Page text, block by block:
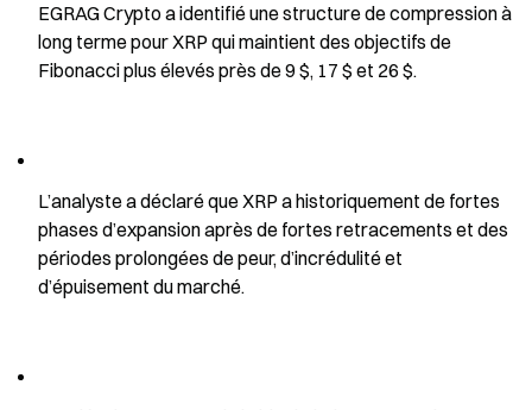
EGRAG Crypto a identifié une structure de compression à
long terme pour XRP qui maintient des objectifs de
Fibonacci plus élevés près de 9 $, 17 $ et 26 $.
L’analyste a déclaré que XRP a historiquement de fortes
phases d’expansion après de fortes retracements et des
périodes prolongées de peur, d’incrédulité et
d’épuisement du marché.